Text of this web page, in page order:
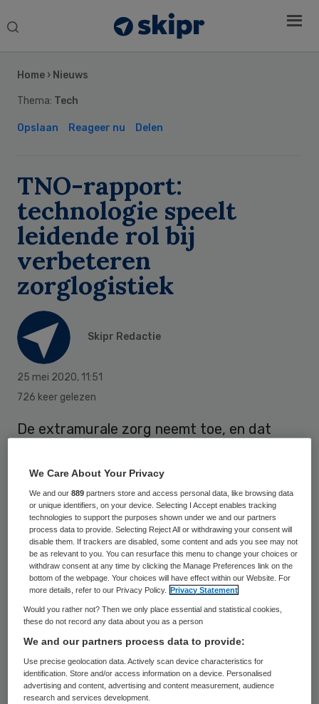
Search
Home › Nieuws
Thema: Tech
Opslaan Reageer nu Delen
TNO-rapport:
technologie speelt
leidende rol bij
verbeteren
zorglogistiek
Skipr Redactie
25 mei 2020, 11:51
726 keer gelezen
De extramurale zorg neemt toe, en dat
In een TNO-rapport wordt vooruitgekeken
naar de oplossingen voor het komende
decennium. Technologie speelt daarbij een
leidende rol.
De extramurale zorg kenmerkt zich door
een hoge mate van fragmentatie,aldus het
rapport. Er zijn veel verschillende
stakeholders bij de zorg voor een cliënt
betrokken, wat verschillende stromen van
informatie, communicatie en data
Sidebar
We Care About Your Privacy
We and our889 partners store and access personal data, like browsing data
or unique identifiers, on your device. Selecting I Accept enables tracking
technologies to support the purposes shown under we and our partners
process data to provide. Selecting Reject All or withdrawing your consent will
disable them. If trackers are disabled, some content and ads you see may not
be as relevant to you. You can resurface this menu to change your choices or
withdraw consent at any time by clicking the Manage Preferences link on the
bottom of the webpage. Your choices will have effect within our Website. For
more details, refer to our Privacy Policy.
Privacy Statement
Would you rather not? Then we only place essential and statistical cookies,
these do not record any data about you as a person
We and our partners process data to provide:
Use precise geolocation data. Actively scan device characteristics for
identification. Store and/or access information on a device. Personalised
advertising and content, advertising and content measurement, audience
research and services development.